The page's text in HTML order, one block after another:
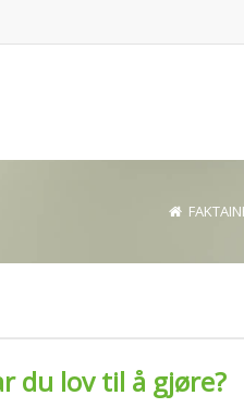
du lov til å gjøre?